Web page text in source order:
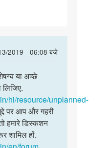
2019 - 06:08 बजे
या अच्छे
hi/resource/unplanned-
पर आप और गहरी
हमारे डिस्कशन
शामिल हों.